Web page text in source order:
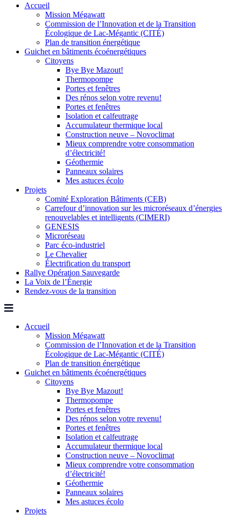
Accueil
Mission Mégawatt
Commission de l’Innovation et de la Transition
Écologique de Lac-Mégantic (CITÉ)
Plan de transition énergétique
Guichet en bâtiments écoénergétiques
Citoyens
Bye Bye Mazout!
Thermopompe
Portes et fenêtres
Des rénos selon votre revenu!
Portes et fenêtres
Isolation et calfeutrage
Accumulateur thermique local
Construction neuve – Novoclimat
Mieux comprendre votre consommation
d’électricité!
Géothermie
Panneaux solaires
Mes astuces écolo
Projets
Comité Exploration Bâtiments (CEB)
Carrefour d’innovation sur les microréseaux d’énergies
renouvelables et intelligents (CIMERI)
GENESIS
Microréseau
Parc éco-industriel
Le Chevalier
Électrification du transport
Rallye Opération Sauvegarde
La Voix de l’Énergie
Rendez-vous de la transition
Accueil
Mission Mégawatt
Commission de l’Innovation et de la Transition
Écologique de Lac-Mégantic (CITÉ)
Plan de transition énergétique
Guichet en bâtiments écoénergétiques
Citoyens
Bye Bye Mazout!
Thermopompe
Portes et fenêtres
Des rénos selon votre revenu!
Portes et fenêtres
Isolation et calfeutrage
Accumulateur thermique local
Construction neuve – Novoclimat
Mieux comprendre votre consommation
d’électricité!
Géothermie
Panneaux solaires
Mes astuces écolo
Projets